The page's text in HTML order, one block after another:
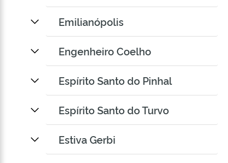
Emilianópolis
Engenheiro Coelho
Espírito Santo do Pinhal
Espírito Santo do Turvo
Estiva Gerbi